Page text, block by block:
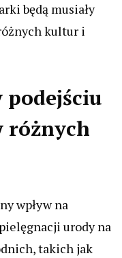
będą musiały
kultur i
podejściu
różnych
wpływ na
urody na
takich jak